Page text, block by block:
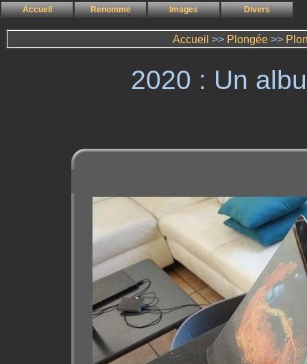
Accueil Renomme Images Divers
Accueil >> Plongée >>
2020 : Un